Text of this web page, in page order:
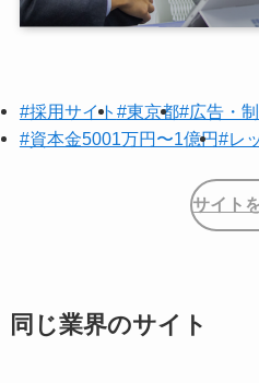
#採用サイト #東京都#広告・
#資本金5001万円〜1億円#レ
サイト
同じ業界のサイト